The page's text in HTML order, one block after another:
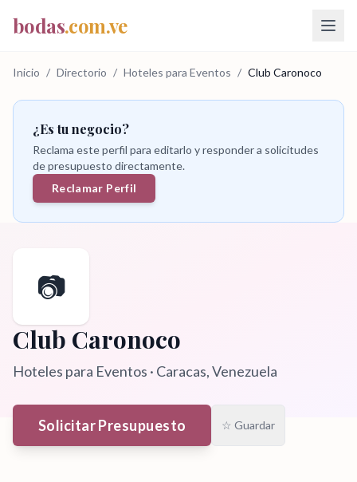
bodas.com.ve
Inicio / Directorio / Hoteles para Eventos / Club Caronoco
¿Es tu negocio?
Reclama este perfil para editarlo y responder a solicitudes
de presupuesto directamente.
Reclamar Perfil
📷
Club Caronoco
Hoteles para Eventos · Caracas, Venezuela
Solicitar Presupuesto ☆ Guardar